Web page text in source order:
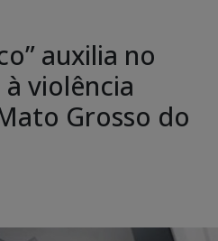
auxilia no
violência
Grosso do